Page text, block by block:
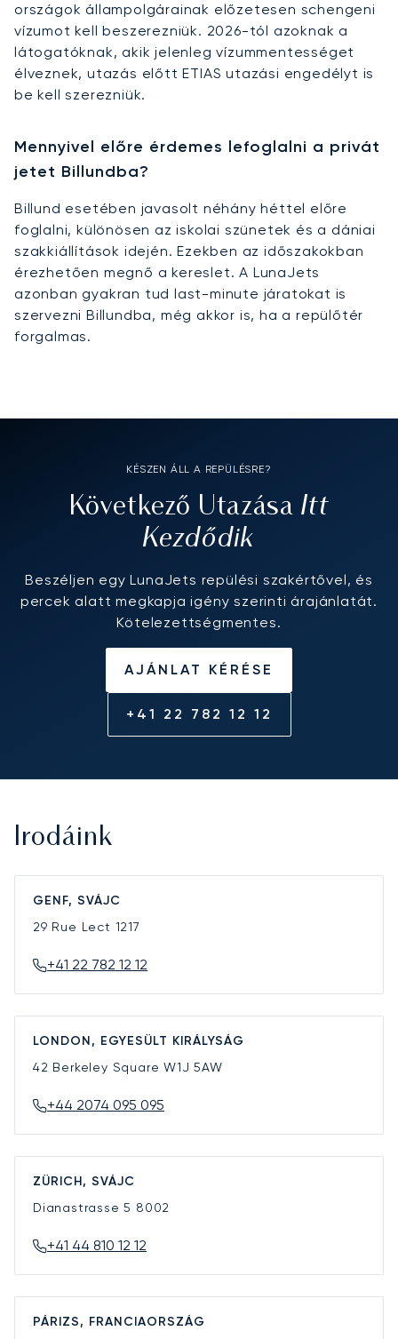
országok állampolgárainak előzetesen schengeni
vízumot kell beszerezniük. 2026-tól azoknak a
látogatóknak, akik jelenleg vízummentességet
élveznek, utazás előtt ETIAS utazási engedélyt is
be kell szerezniük.
Mennyivel előre érdemes lefoglalni a privát
jetet Billundba?
Billund esetében javasolt néhány héttel előre
foglalni, különösen az iskolai szünetek és a dániai
szakkiállítások idején. Ezekben az időszakokban
érezhetően megnő a kereslet. A LunaJets
azonban gyakran tud last-minute járatokat is
szervezni Billundba, még akkor is, ha a repülőtér
forgalmas.
KÉSZEN ÁLL A REPÜLÉSRE?
Következő Utazása Itt
Kezdődik
Beszéljen egy LunaJets repülési szakértővel, és
percek alatt megkapja igény szerinti árajánlatát.
Kötelezettségmentes.
AJÁNLAT KÉRÉSE
+41 22 782 12 12
Irodáink
GENF, SVÁJC
29 Rue Lect 1217
+41 22 782 12 12
LONDON, EGYESÜLT KIRÁLYSÁG
42 Berkeley SquareW1J 5AW
+44 2074 095 095
ZÜRICH, SVÁJC
Dianastrasse 5 8002
+41 44 810 12 12
PÁRIZS, FRANCIAORSZÁG